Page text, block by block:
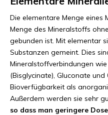
Die elementare Menge eines
Menge des Mineralstoffs
gebunden ist. Mit elementar
Substanzen gemeint. Dies
Mineralstoffverbindungen
(Bisglycinate), Gluconate
Bioverfügbarkeit als
Außerdem werden sie sehr
so dass man geringere